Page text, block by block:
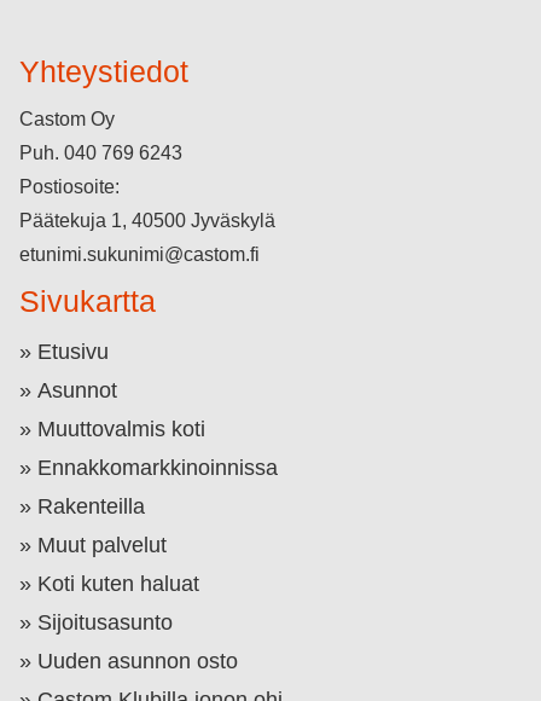
Yhteystiedot
Castom Oy
Puh. 040 769 6243
Postiosoite:
Päätekuja 1, 40500 Jyväskylä
etunimi.sukunimi@castom.fi
Sivukartta
Etusivu
Asunnot
Muuttovalmis koti
Ennakkomarkkinoinnissa
Rakenteilla
Muut palvelut
Koti kuten haluat
Sijoitusasunto
Uuden asunnon osto